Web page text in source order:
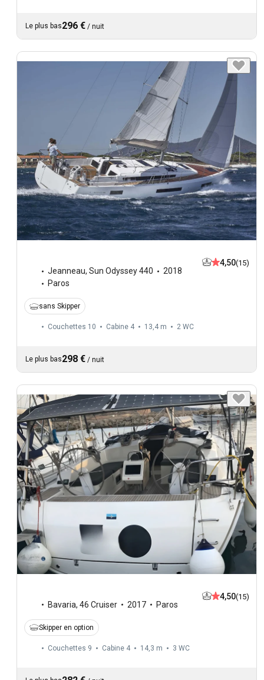
Le plus bas296 € / nuit
Jeanneau, Sun Odyssey 440
2018
Paros
4,50(15)
sans Skipper
Couchettes 10 Cabine 4 13,4 m 2 WC
Le plus bas298 € / nuit
Bavaria, 46 Cruiser 2017 Paros
4,50(15)
Skipper en option
Couchettes 9 Cabine 4 14,3 m 3 WC